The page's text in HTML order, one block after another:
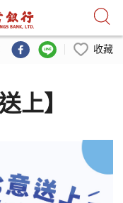
收藏
上】